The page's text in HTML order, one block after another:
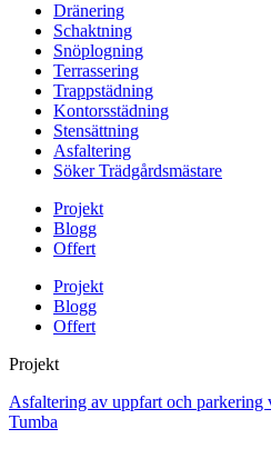
Dränering
Schaktning
Snöplogning
Terrassering
Trappstädning
Kontorsstädning
Stensättning
Asfaltering
Söker Trädgårdsmästare
Projekt
Blogg
Offert
Projekt
Blogg
Offert
Projekt
Asfaltering av uppfart och
Tumba